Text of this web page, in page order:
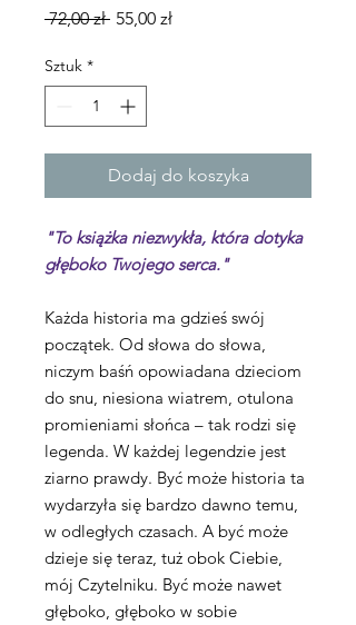
72,00 zł Regularna
55,00 złCena
Sztuk *
Dodaj do koszyka
"To książka niezwykła, która dotyka
głęboko Twojego serca."
Każda historia ma gdzieś swój
początek. Od słowa do słowa,
niczym baśń opowiadana dzieciom
do snu, niesiona wiatrem, otulona
promieniami słońca – tak rodzi się
legenda. W każdej legendzie jest
ziarno prawdy. Być może historia ta
wydarzyła się bardzo dawno temu,
w odległych czasach. A być może
dzieje się teraz, tuż obok Ciebie,
mój Czytelniku. Być może nawet
głęboko, głęboko w sobie